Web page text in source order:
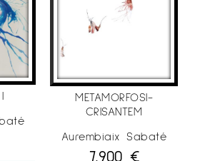
de l’ Urgell
, Col·legi d’Aparelladors
de Lleida
METAMORFOSI-
CRISANTEM
Aurembiaix Sabaté
7.900 €